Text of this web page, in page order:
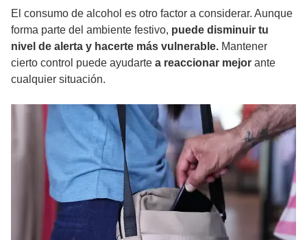
El consumo de alcohol es otro factor a considerar. Aunque
forma parte del ambiente festivo, puede disminuir tu
nivel de alerta y hacerte más vulnerable. Mantener
cierto control puede ayudarte a reaccionar mejor ante
cualquier situación.